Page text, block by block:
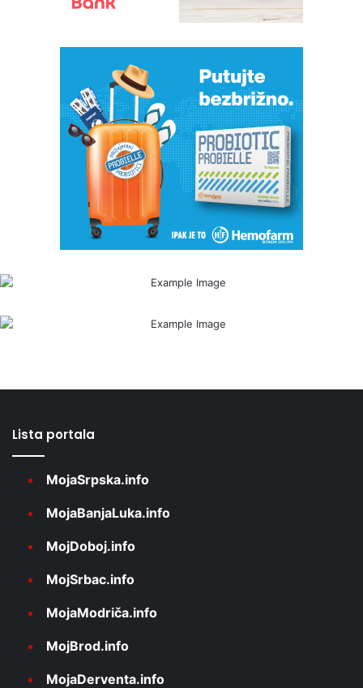
Lista portala
MojaSrpska.info
MojaBanjaLuka.info
MojDoboj.info
MojSrbac.info
MojaModriča.info
MojBrod.info
MojaDerventa.info